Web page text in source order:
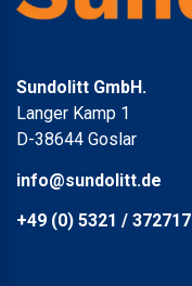
Sundolitt GmbH.
Langer Kamp 1
D-38644 Goslar
info@sundolitt.de
+49 (0) 5321 / 372717